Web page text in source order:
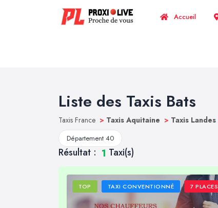
Accueil
Liste des Taxis Bats
Taxis France > Taxis Aquitaine > Taxis Landes
Département 40
Résultat : 1 Taxi(s)
TOP TAXI CONVENTIONNÉ 7 PLACES